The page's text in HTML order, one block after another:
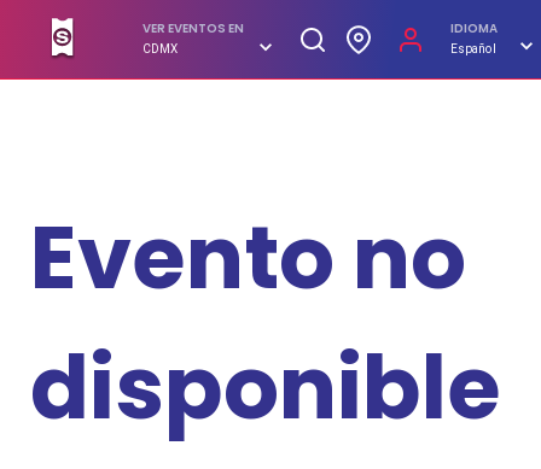
VER EVENTOS EN
CDMX
IDIOMA
Español
Evento no
disponible
SUPERBOLETOS. No hagas filas, compra en línea